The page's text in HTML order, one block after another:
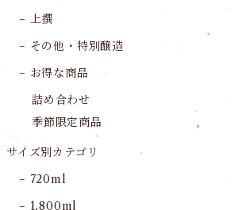
− 上撰
− その他・特別醸造
− お得な商品
詰め合わせ
季節限定商品
サイズ別カテゴリ
− 720ml
− 1,800ml